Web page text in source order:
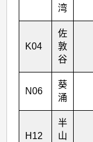
湾
K04
佐
敦
谷
N06
葵
涌
H12
半
山